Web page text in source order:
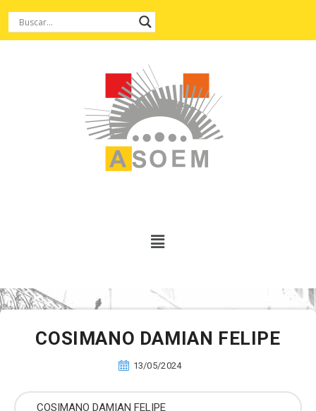
COSIMANO DAMIAN FELIPE
13/05/2024